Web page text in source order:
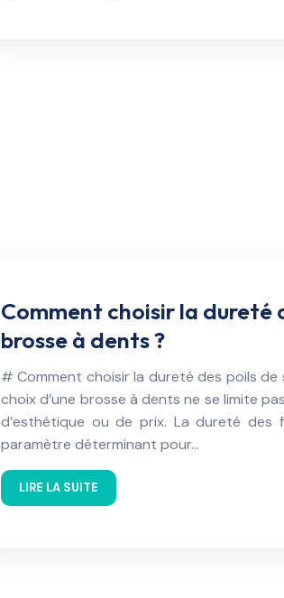
Comment choisir la dureté
brosse à dents ?
# Comment choisir la dureté des poils de
choix d’une brosse à dents ne se limite
d’esthétique ou de prix. La dureté des
paramètre déterminant pour…
LIRE LA SUITE